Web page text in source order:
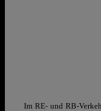
Im RE- und RB-